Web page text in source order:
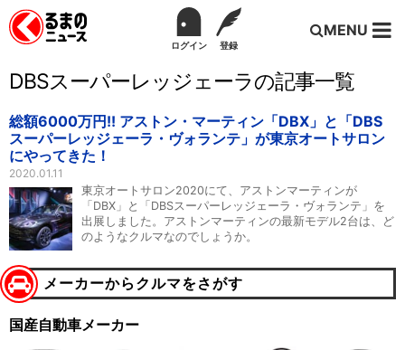
ログイン 登録
MENU
DBSスーパーレッジェーラの記事一覧
総額6000万円!! アストン・マーティン「DBX」と「DBS
スーパーレッジェーラ・ヴォランテ」が東京オートサロン
にやってきた！
2020.01.11
東京オートサロン2020にて、アストンマーティンが
「DBX」と「DBSスーパーレッジェーラ・ヴォランテ」を
出展しました。アストンマーティンの最新モデル2台は、ど
のようなクルマなのでしょうか。
メーカーからクルマをさがす
国産自動車メーカー